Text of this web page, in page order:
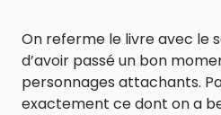
On referme le livre avec le
d’avoir passé un bon
personnages attachants.
exactement ce dont on a